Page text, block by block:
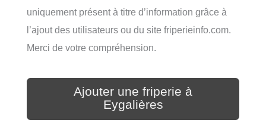
uniquement présent à titre d’information grâce à
l’ajout des utilisateurs ou du site friperieinfo.com.
Merci de votre compréhension.
Ajouter une friperie à
Eygalières